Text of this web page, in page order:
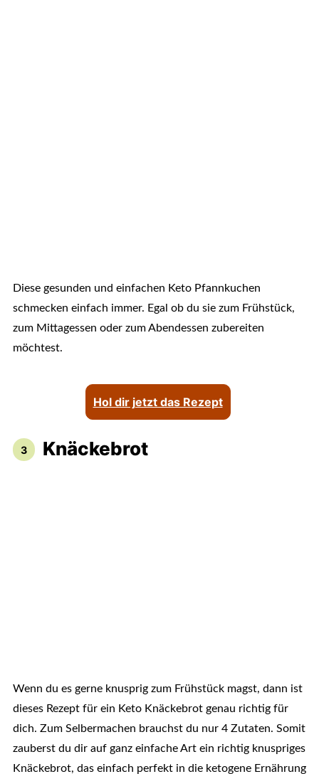
Diese gesunden und einfachen Keto Pfannkuchen
schmecken einfach immer. Egal ob du sie zum Frühstück,
zum Mittagessen oder zum Abendessen zubereiten
möchtest.
Hol dir jetzt das Rezept
Knäckebrot
Wenn du es gerne knusprig zum Frühstück magst, dann ist
dieses Rezept für ein Keto Knäckebrot genau richtig für
dich. Zum Selbermachen brauchst du nur 4 Zutaten. Somit
zauberst du dir auf ganz einfache Art ein richtig knuspriges
Knäckebrot, das einfach perfekt in die ketogene Ernährung